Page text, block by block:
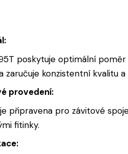
poskytuje optimální
zaručuje konzistentní kvalitu a
provedení:
připravena pro závitové
fitinky.